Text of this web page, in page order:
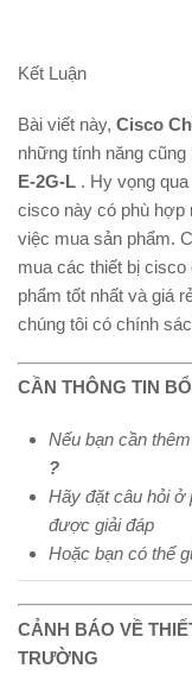
Kết Luận
Bài viết này, Cisco
những tính năng
E-2G-L . Hy vọng
cisco này có phù hợp
việc mua sản phẩm.
mua các thiết bị
phẩm tốt nhất và giá
chúng tôi có chính
CẦN THÔNG TIN
Nếu bạn cần
?
Hãy đặt câu hỏi ở
được giải đáp
Hoặc bạn có thể
CẢNH BÁO VỀ
TRƯỜNG